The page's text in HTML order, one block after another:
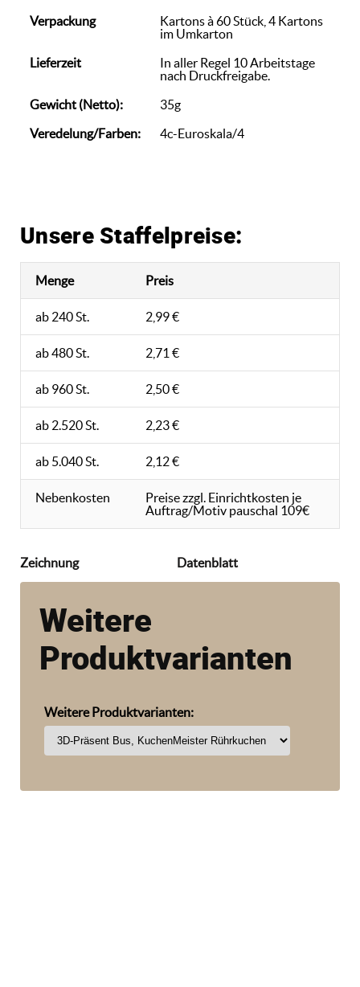
Verpackung
Kartons à 60 Stück, 4 Kartons
im Umkarton
Lieferzeit
In aller Regel 10 Arbeitstage
nach Druckfreigabe.
Gewicht (Netto):
35g
Veredelung/Farben:
4c-Euroskala/4
Unsere Staffelpreise:
Menge Preis
ab 240 St. 2,99 €
ab 480 St. 2,71 €
ab 960 St. 2,50 €
ab 2.520 St. 2,23 €
ab 5.040 St. 2,12 €
Nebenkosten
Preise zzgl. Einrichtkosten je
Auftrag/Motiv pauschal 109€
Zeichnung Datenblatt
Weitere
Produktvarianten
Weitere Produktvarianten: